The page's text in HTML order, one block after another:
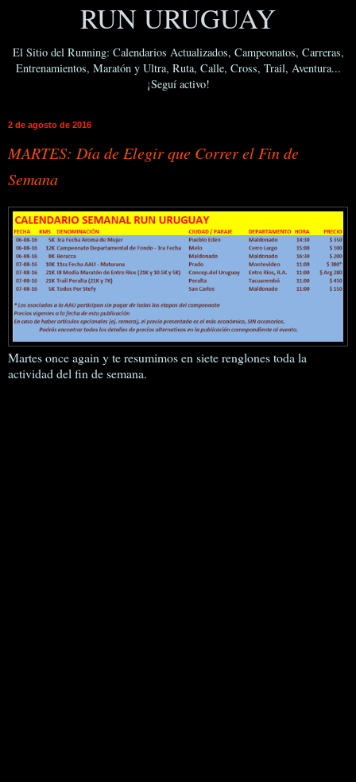
RUN URUGUAY
El Sitio del Running: Calendarios Actualizados, Campeonatos, Carreras,
Entrenamientos, Maratón y Ultra, Ruta, Calle, Cross, Trail, Aventura...
¡Seguí activo!
2 de agosto de 2016
MARTES: Día de Elegir que Correr el Fin de
Semana
Martes once again y te resumimos en siete renglones toda la
actividad del fin de semana.